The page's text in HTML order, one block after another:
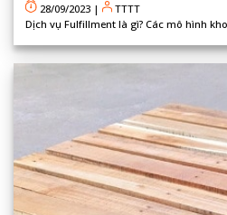
28/09/2023 |
TTTT
Dịch vụ Fulfillment là gì? Các mô hình